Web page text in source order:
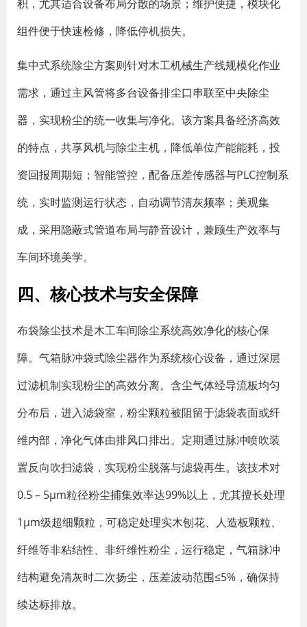
积，尤其适合设备布局分散的场景；维护便捷，模块化
组件便于快速检修，降低停机损失。
集中式系统除尘方案则针对木工机械生产线规模化作业
需求，通过主风管将多台设备排尘口串联至中央除尘
器，实现粉尘的统一收集与净化。该方案具备经济高效
的特点，共享风机与除尘主机，降低单位产能能耗，投
资回报周期短；智能管控，配备压差传感器与PLC控制系
统，实时监测运行状态，自动调节清灰频率；美观集
成，采用隐蔽式管道布局与静音设计，兼顾生产效率与
车间环境美学。
四、核心技术与安全保障
布袋除尘技术是木工车间除尘系统高效净化的核心保
障。气箱脉冲袋式除尘器作为系统核心设备，通过深层
过滤机制实现粉尘的高效分离。含尘气体经导流板均匀
分布后，进入滤袋室，粉尘颗粒被阻留于滤袋表面或纤
维内部，净化气体由排风口排出。定期通过脉冲喷吹装
置反向吹扫滤袋，实现粉尘脱落与滤袋再生。该技术对
0.5 – 5μm粒径粉尘捕集效率达99%以上，尤其擅长处理
1μm级超细颗粒，可稳定处理实木刨花、人造板颗粒、
纤维等非粘结性、非纤维性粉尘，运行稳定，气箱脉冲
结构避免清灰时二次扬尘，压差波动范围≤5%，确保持
续达标排放。